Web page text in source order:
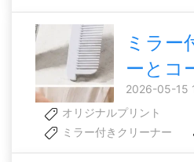
ミラー
ーとコ
2026-05-15
オリジナルプリント
ミラー付きクリーナー